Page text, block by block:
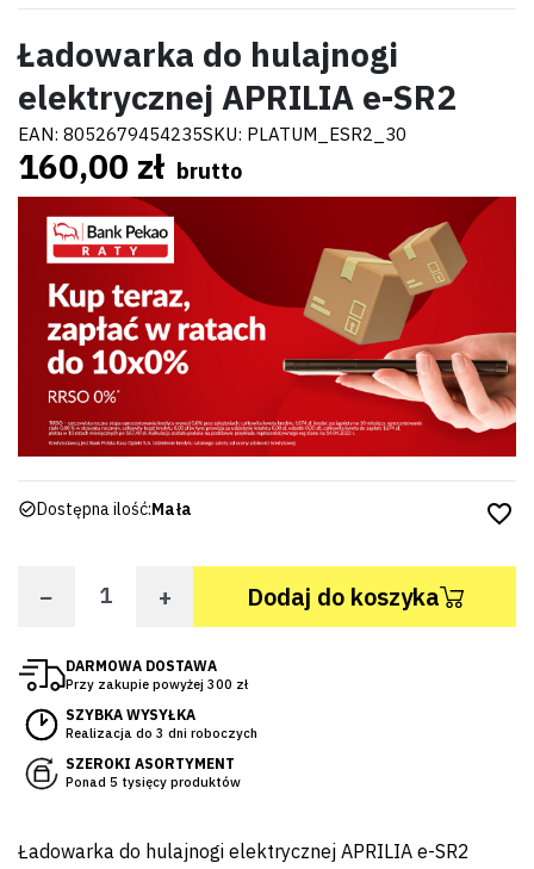
Ładowarka do hulajnogi
elektrycznej APRILIA e-SR2
EAN: 8052679454235SKU: PLATUM_ESR2_30
160,00 zł brutto
Dostępna ilość:Mała favorite_border
− + Dodaj do koszyka
DARMOWA DOSTAWA
Przy zakupie powyżej 300 zł
SZYBKA WYSYŁKA
Realizacja do 3 dni roboczych
SZEROKI ASORTYMENT
Ponad 5 tysięcy produktów
Ładowarka do hulajnogi elektrycznej APRILIA e-SR2